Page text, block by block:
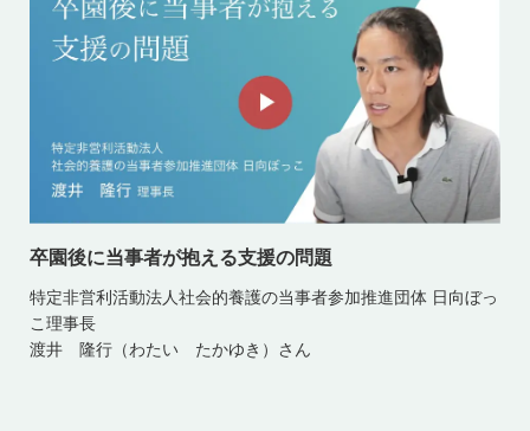
卒園後に当事者が抱える支援の問題
特定非営利活動法人社会的養護の当事者参加推進団体 日向ぼっ
こ理事長
渡井 隆行（わたい たかゆき）さん